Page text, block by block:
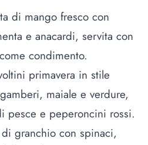
di mango fresco con
e anacardi, servita con
condimento.
primavera in stile
maiale e verdure,
pesce e peperoncini rossi.
di granchio con spinaci,